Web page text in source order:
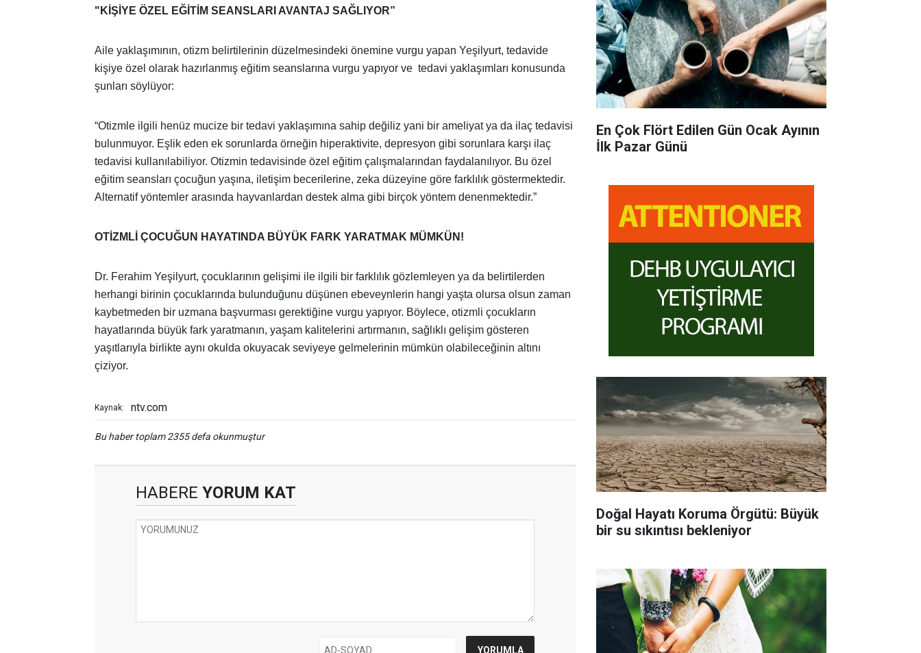
"KİŞİYE ÖZEL EĞİTİM SEANSLARI AVANTAJ SAĞLIYOR”
Aile yaklaşımının, otizm belirtilerinin düzelmesindeki önemine vurgu yapan Yeşilyurt, tedavide
kişiye özel olarak hazırlanmış eğitim seanslarına vurgu yapıyor ve tedavi yaklaşımları konusunda
şunları söylüyor:
“Otizmle ilgili henüz mucize bir tedavi yaklaşımına sahip değiliz yani bir ameliyat ya da ilaç tedavisi
bulunmuyor. Eşlik eden ek sorunlarda örneğin hiperaktivite, depresyon gibi sorunlara karşı ilaç
tedavisi kullanılabiliyor. Otizmin tedavisinde özel eğitim çalışmalarından faydalanılıyor. Bu özel
eğitim seansları çocuğun yaşına, iletişim becerilerine, zeka düzeyine göre farklılık göstermektedir.
Alternatif yöntemler arasında hayvanlardan destek alma gibi birçok yöntem denenmektedir.”
OTİZMLİ ÇOCUĞUN HAYATINDA BÜYÜK FARK YARATMAK MÜMKÜN!
Dr. Ferahim Yeşilyurt, çocuklarının gelişimi ile ilgili bir farklılık gözlemleyen ya da belirtilerden
herhangi birinin çocuklarında bulunduğunu düşünen ebeveynlerin hangi yaşta olursa olsun zaman
kaybetmeden bir uzmana başvurması gerektiğine vurgu yapıyor. Böylece, otizmli çocukların
hayatlarında büyük fark yaratmanın, yaşam kalitelerini artırmanın, sağlıklı gelişim gösteren
yaşıtlarıyla birlikte aynı okulda okuyacak seviyeye gelmelerinin mümkün olabileceğinin altını
çiziyor.
Kaynak: ntv.com
Bu haber toplam 2355 defa okunmuştur
HABERE YORUM KAT
En Çok Flört Edilen Gün Ocak Ayının
İlk Pazar Günü
Doğal Hayatı Koruma Örgütü: Büyük
bir su sıkıntısı bekleniyor